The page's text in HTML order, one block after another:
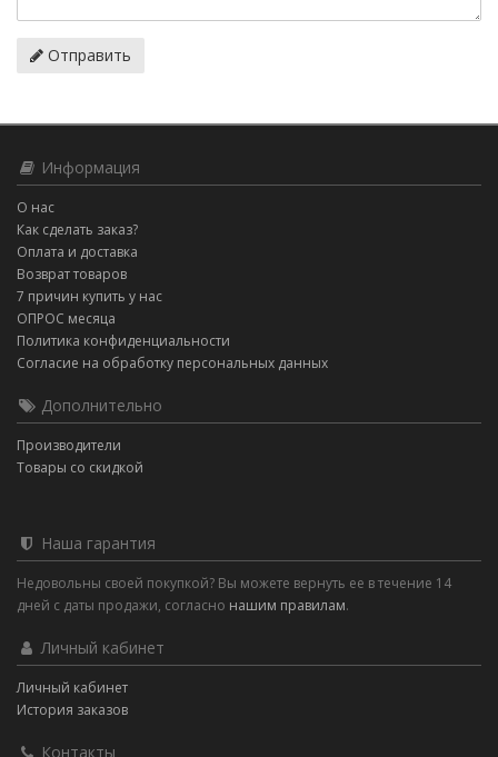
Отправить
Информация
О нас
Как сделать заказ?
Оплата и доставка
Возврат товаров
7 причин купить у нас
ОПРОС месяца
Политика конфиденциальности
Согласие на обработку персональных данных
Дополнительно
Производители
Товары со скидкой
Наша гарантия
Недовольны своей покупкой? Вы можете вернуть ее в течение 14
дней с даты продажи, согласно нашим правилам.
Личный кабинет
Личный кабинет
История заказов
Контакты